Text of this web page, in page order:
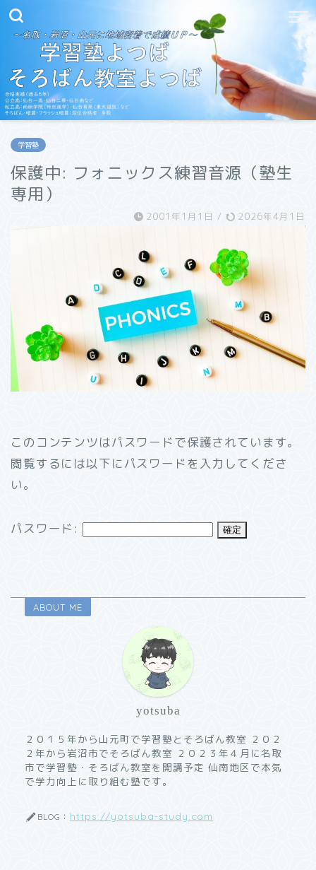
学習塾
保護中: フォニックス練習音源（塾生
専用）
2001年1月1日 / 2026年4月1日
このコンテンツはパスワードで保護されています。
閲覧するには以下にパスワードを入力してくださ
い。
パスワード:
ABOUT ME
yotsuba
２０１５年から山元町で学習塾とそろばん教室 ２０２
２年から岩沼市でそろばん教室 ２０２３年４月に名取
市で学習塾・そろばん教室を開講予定 仙南地区で本気
で学力向上に取り組む塾です。
BLOG： https://yotsuba-study.com